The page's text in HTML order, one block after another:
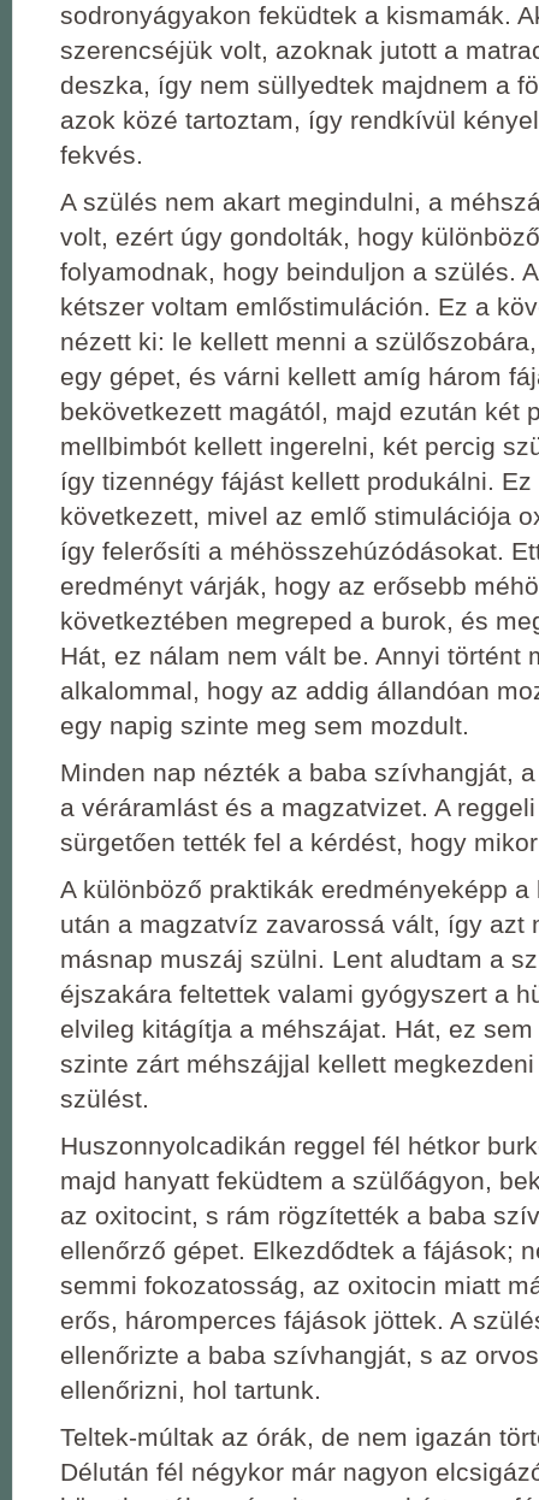
sodronyágyakon feküdtek a kismamák.
szerencséjük volt, azoknak jutott a
deszka, így nem süllyedtek majdnem a
azok közé tartoztam, így rendkívül
fekvés.
A szülés nem akart megindulni, a
volt, ezért úgy gondolták, hogy
folyamodnak, hogy beinduljon a szülés.
kétszer voltam emlőstimuláción. Ez a
nézett ki: le kellett menni a
egy gépet, és várni kellett amíg három
bekövetkezett magától, majd ezután két
mellbimbót kellett ingerelni, két percig
így tizennégy fájást kellett produkálni. Ez
következett, mivel az emlő stimulációja
így felerősíti a méhösszehúzódásokat.
eredményt várják, hogy az erősebb
következtében megreped a burok, és
Hát, ez nálam nem vált be. Annyi történt
alkalommal, hogy az addig állandóan
egy napig szinte meg sem mozdult.
Minden nap nézték a baba szívhangját,
a véráramlást és a magzatvizet. A
sürgetően tették fel a kérdést, hogy
A különböző praktikák eredményeképp a
után a magzatvíz zavarossá vált, így azt
másnap muszáj szülni. Lent aludtam a
éjszakára feltettek valami gyógyszert a
elvileg kitágítja a méhszájat. Hát, ez
szinte zárt méhszájjal kellett
szülést.
Huszonnyolcadikán reggel fél hétkor
majd hanyatt feküdtem a szülőágyon,
az oxitocint, s rám rögzítették a baba
ellenőrző gépet. Elkezdődtek a fájások;
semmi fokozatosság, az oxitocin miatt
erős, háromperces fájások jöttek. A
ellenőrizte a baba szívhangját, s az
ellenőrizni, hol tartunk.
Teltek-múltak az órák, de nem igazán
Délután fél négykor már nagyon